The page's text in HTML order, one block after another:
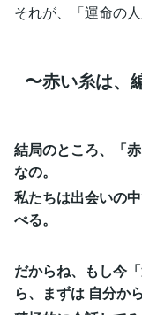
それが、「運命の
〜赤い糸は、
結局のところ、「
なの。
私たちは出会いの
べる。
だからね、もし今
ら、まずは 自分か